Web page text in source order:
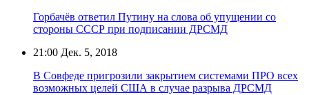
Горбачёв ответил Путину на слова об упущении со
стороны СССР при подписании ДРСМД
21:00 Дек. 5, 2018
В Совфеде пригрозили закрытием системами ПРО всех
возможных целей США в случае разрыва ДРСМД